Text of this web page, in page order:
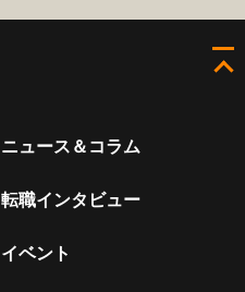
ニュース＆コラム
転職インタビュー
イベント